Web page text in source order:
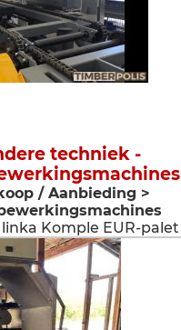
techniek -
/ Aanbieding >
Komple EUR-palet